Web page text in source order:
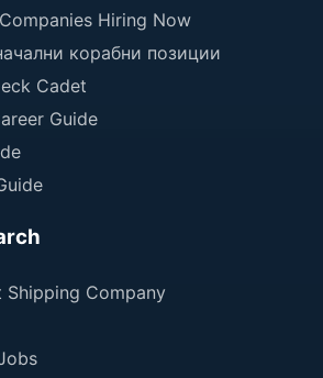
Hiring Now
корабни позиции
Cadet
Guide
Shipping Company